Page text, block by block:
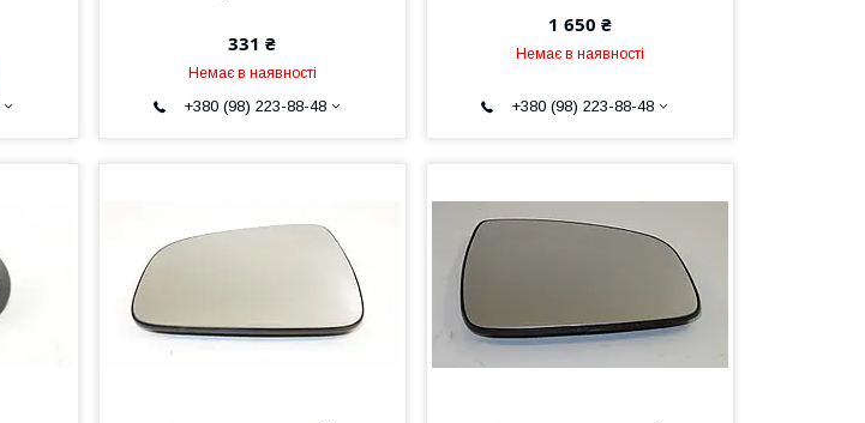
331 ₴
Немає в наявності
+380 (98) 223-88-48
1 650 ₴
Немає в наявності
+380 (98) 223-88-48